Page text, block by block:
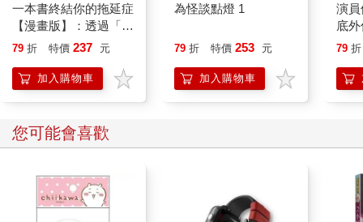
根據臨床觀察，患退化性關節炎或類風濕關節炎的人，每天只要
做3次大腿直伸肌的最大等長收縮6秒，1個月後就可使膝蓋直伸肌
的肌力增加大約33%；即使每天只做1次6秒的等長收縮，也可增
加不少肌力。
進行等長肌力訓練時，應使關節固定、保持不動，依關節症狀，
使用最大肌力的50～85%出力，持續10～15秒，重複5～10組，
間隔1～2天，每週做3～5次。
關節炎患者也可以做等張肌力訓練，如使用啞鈴、彈力帶、健身
器材或徒手做。初期應從最大肌力的30～50%開始，逐步提升至
50～75%，甚至更高的75～85%。訓練時每組做8～12下，重複2
一本書終結你的拖延症
【漫畫版】：透過「小
行動」打開大腦的行動
「行動派」的37個科
學方法
79 折 特價 237 元
加入購物車
為怪談點燈 1
79 折 特價 253 元
加入購物車
演
底
79 折
您可能會喜歡